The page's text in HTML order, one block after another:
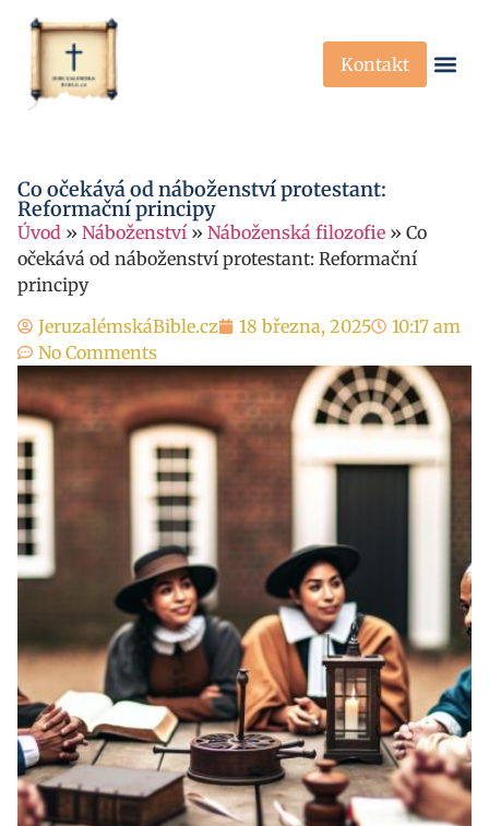
Kontakt
Co očekává od náboženství protestant:
Reformační principy
Úvod » Náboženství » Náboženská filozofie » Co
očekává od náboženství protestant: Reformační
principy
JeruzalémskáBible.cz
18 března, 2025
10:17 am
No Comments